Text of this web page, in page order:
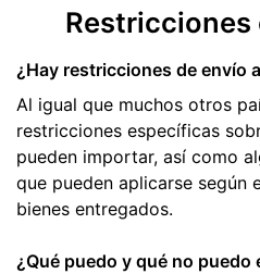
Restricciones
¿Hay restricciones de envío
Al igual que muchos otros
restricciones específicas
pueden importar, así como
que pueden aplicarse según
bienes entregados.
¿Qué puedo y qué no puedo